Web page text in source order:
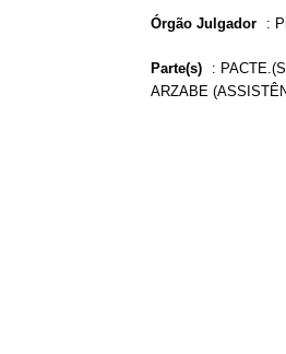
Órgão Julgador :
Parte(s) :
ARZABE